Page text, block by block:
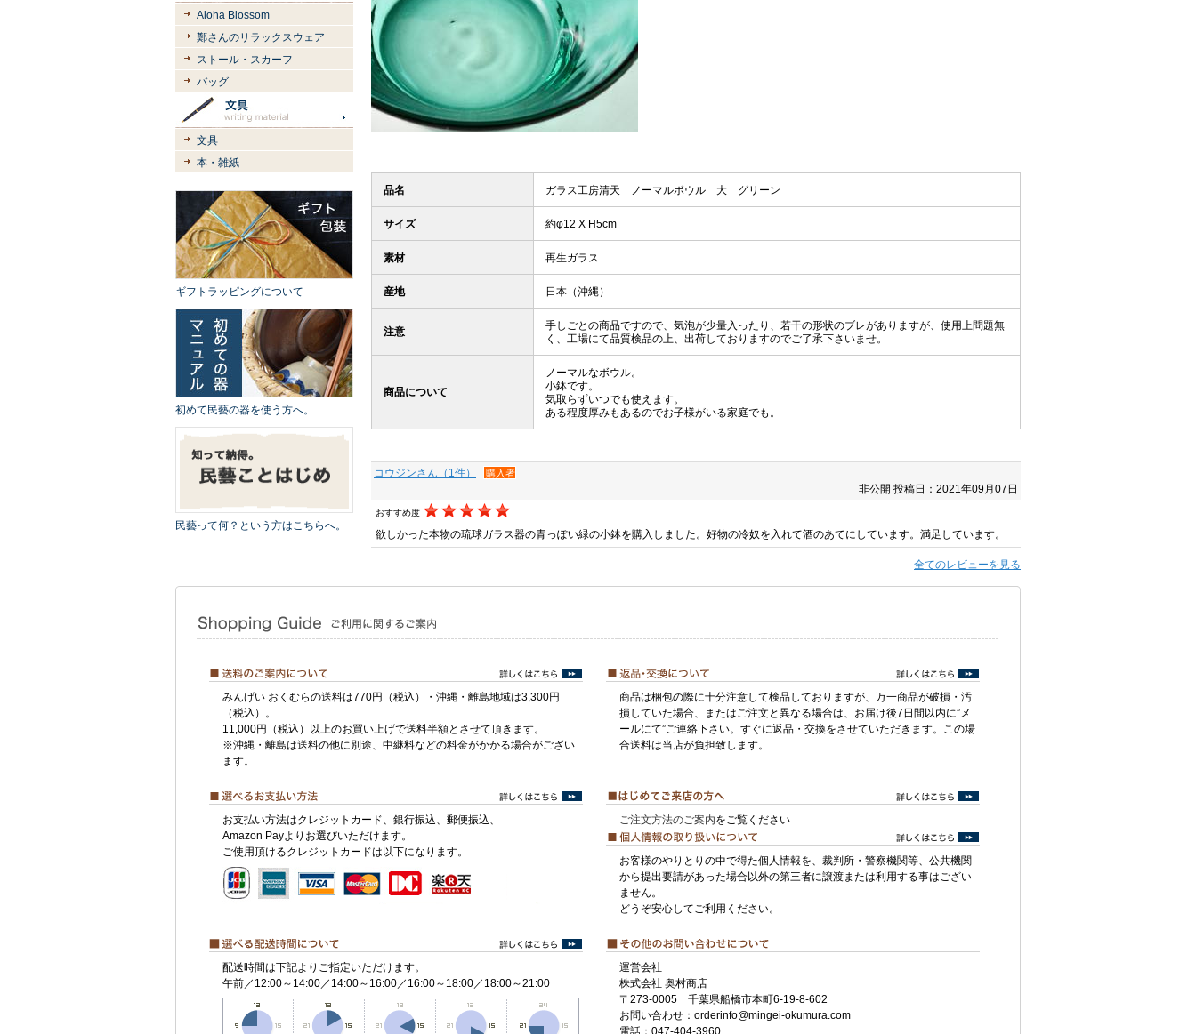
Aloha Blossom
鄭さんのリラックスウェア
ストール・スカーフ
バッグ
文具
本・雑紙
ギフトラッピングについて
初めて民藝の器を使う方へ。
民藝って何？という方はこちらへ。
品名 ガラス工房清天 ノーマルボウル 大 グリーン
サイズ 約φ12 X H5cm
素材 再生ガラス
産地 日本（沖縄）
注意
手しごとの商品ですので、気泡が少量入ったり、若干の形状のブレがありますが、使用上問題無
く、工場にて品質検品の上、出荷しておりますのでご了承下さいませ。
商品について
ノーマルなボウル。
小鉢です。
気取らずいつでも使えます。
ある程度厚みもあるのでお子様がいる家庭でも。
コウジンさん（1件） 購入者
非公開 投稿日：2021年09月07日
おすすめ度
欲しかった本物の琉球ガラス器の青っぽい緑の小鉢を購入しました。好物の冷奴を入れて酒のあてにしています。満足しています。
全てのレビューを見る
みんげい おくむらの送料は770円（税込）・沖縄・離島地域は3,300円
（税込）。
11,000円（税込）以上のお買い上げで送料半額とさせて頂きます。
※沖縄・離島は送料の他に別途、中継料などの料金がかかる場合がござい
ます。
商品は梱包の際に十分注意して検品しておりますが、万一商品が破損・汚
損していた場合、またはご注文と異なる場合は、お届け後7日間以内に”メ
ールにて”ご連絡下さい。すぐに返品・交換をさせていただきます。この場
合送料は当店が負担致します。
お支払い方法はクレジットカード、銀行振込、郵便振込、
Amazon Payよりお選びいただけます。
ご使用頂けるクレジットカードは以下になります。
ご注文方法のご案内をご覧ください
お客様のやりとりの中で得た個人情報を、裁判所・警察機関等、公共機関
から提出要請があった場合以外の第三者に譲渡または利用する事はござい
ません。
どうぞ安心してご利用ください。
配送時間は下記よりご指定いただけます。
午前／12:00～14:00／14:00～16:00／16:00～18:00／18:00～21:00
運営会社
株式会社 奥村商店
〒273-0005 千葉県船橋市本町6-19-8-602
お問い合わせ：orderinfo@mingei-okumura.com
電話：047-404-3960